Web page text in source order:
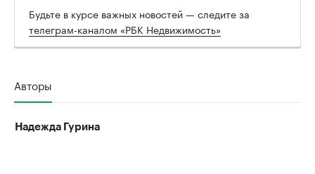
Будьте в курсе важных новостей — следите за
телеграм-каналом «РБК Недвижимость»
Авторы
Надежда Гурина